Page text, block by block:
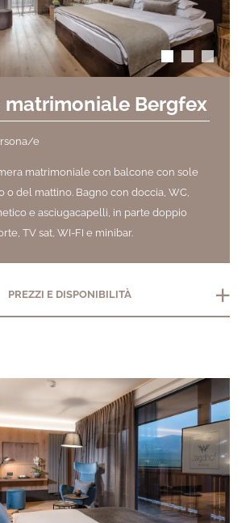
matrimoniale Bergfex
e
matrimoniale con balcone con sole
o del mattino. Bagno con doccia, WC,
e asciugacapelli, in parte doppio
TV sat, WI-FI e minibar.
PREZZI E DISPONIBILITÀ add